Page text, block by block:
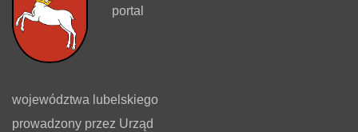
portal
województwa lubelskiego
prowadzony przez Urząd